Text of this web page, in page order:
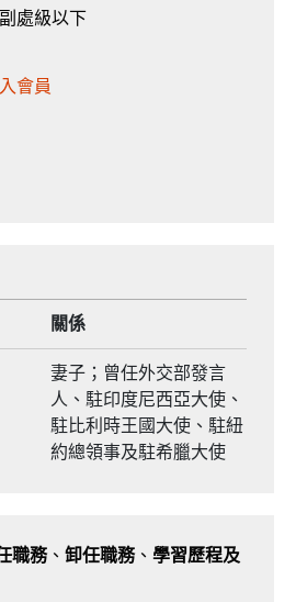
處級以下
會員
關係
妻子；曾任外交部發言
人、駐印度尼西亞大使、
駐比利時王國大使、駐紐
約總領事及駐希臘大使
職務、 卸任職務、 學習歷程及